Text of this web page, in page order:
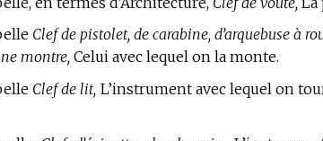
Clef de pistolet, de carabine, d’arquebuse à
montre, Celui avec lequel on la monte.
Clef de lit, L’instrument avec lequel on